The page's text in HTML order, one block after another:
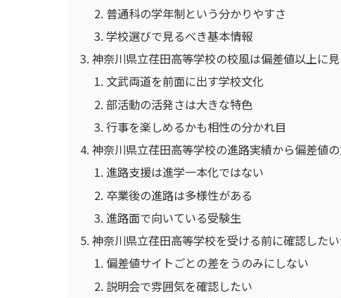
普通科の学年制という分かりやすさ
学校選びで見るべき基本情報
神奈川県立荏田高等学校の校風は偏差値以上に
文武両道を前面に出す学校文化
部活動の活発さは大きな特色
行事を楽しめるかも相性の分かれ目
神奈川県立荏田高等学校の進路実績から偏差値
進路支援は進学一本化ではない
卒業後の進路は多様性がある
進路面で向いている受験生
神奈川県立荏田高等学校を受ける前に確認した
偏差値サイトごとの差をうのみにしない
説明会で雰囲気を確認したい